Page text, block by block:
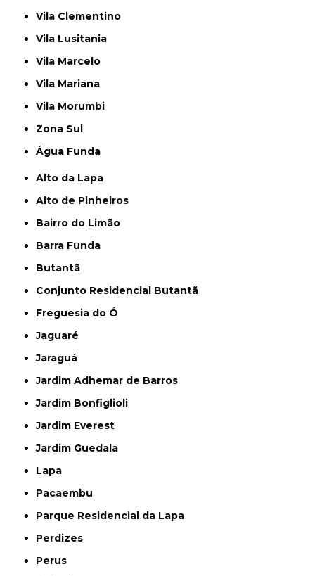
Vila Clementino
Vila Lusitania
Vila Marcelo
Vila Mariana
Vila Morumbi
Zona Sul
Água Funda
Alto da Lapa
Alto de Pinheiros
Bairro do Limão
Barra Funda
Butantã
Conjunto Residencial Butantã
Freguesia do Ó
Jaguaré
Jaraguá
Jardim Adhemar de Barros
Jardim Bonfiglioli
Jardim Everest
Jardim Guedala
Lapa
Pacaembu
Parque Residencial da Lapa
Perdizes
Perus